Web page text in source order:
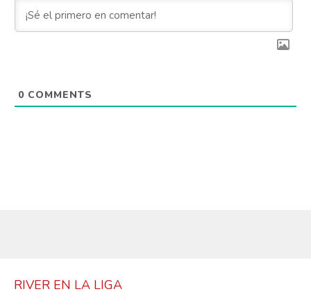
0 COMMENTS
RIVER EN LA LIGA